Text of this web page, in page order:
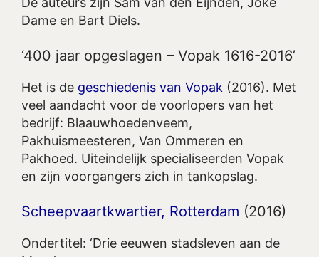
Dame en Bart Diels.
‘400 jaar opgeslagen – Vopak 1616-2016’
Het is de geschiedenis van Vopak (2016). Met
veel aandacht voor de voorlopers van het
bedrijf: Blaauwhoedenveem,
Pakhuismeesteren, Van Ommeren en
Pakhoed. Uiteindelijk specialiseerden Vopak
en zijn voorgangers zich in tankopslag.
Scheepvaartkwartier, Rotterdam (2016)
Ondertitel: ‘Drie eeuwen stadsleven aan de